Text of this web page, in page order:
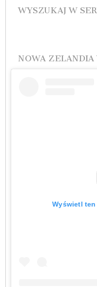
WYSZUKAJ W
NOWA ZELANDIA
Wyświetl